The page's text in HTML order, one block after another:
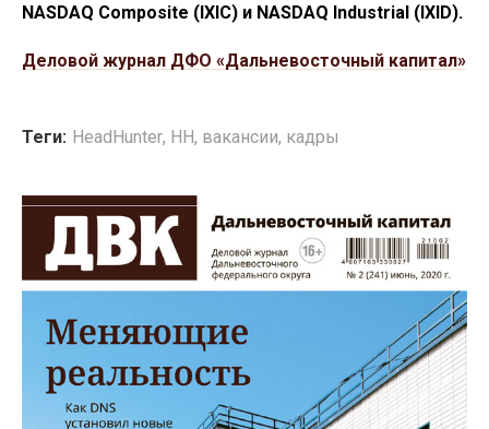
NASDAQ Composite (IXIC) и NASDAQ Industrial (IXID).
Деловой журнал ДФО «Дальневосточный капитал»
Теги: HeadHunter, HH, вакансии, кадры